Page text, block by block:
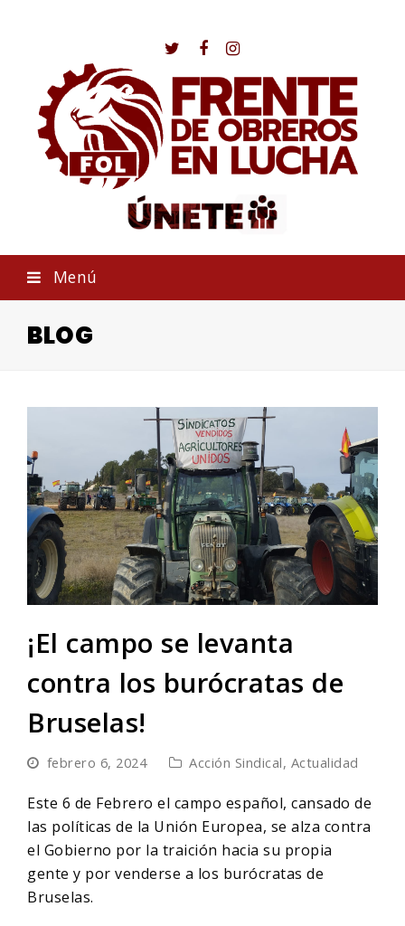
Twitter
FacebookInstagram
Menú
BLOG
¡El campo se levanta
contra los burócratas de
Bruselas!
febrero 6, 2024 Acción Sindical, Actualidad
Este 6 de Febrero el campo español, cansado de
las políticas de la Unión Europea, se alza contra
el Gobierno por la traición hacia su propia
gente y por venderse a los burócratas de
Bruselas.